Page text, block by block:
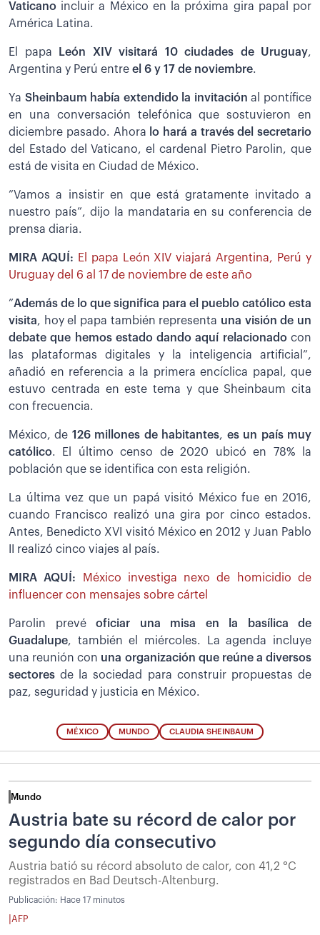
Vaticano incluir a México en la próxima gira papal por
América Latina.
El papa León XIV visitará 10 ciudades de Uruguay,
Argentina y Perú entre el 6 y 17 de noviembre.
Ya Sheinbaum había extendido la invitación al pontífice
en una conversación telefónica que sostuvieron en
diciembre pasado. Ahora lo hará a través del secretario
del Estado del Vaticano, el cardenal Pietro Parolin, que
está de visita en Ciudad de México.
”Vamos a insistir en que está gratamente invitado a
nuestro país”, dijo la mandataria en su conferencia de
prensa diaria.
MIRA AQUÍ: El papa León XIV viajará Argentina, Perú y
Uruguay del 6 al 17 de noviembre de este año
”Además de lo que significa para el pueblo católico esta
visita, hoy el papa también representa una visión de un
debate que hemos estado dando aquí relacionadocon
las plataformas digitales y la inteligencia artificial”,
añadió en referencia a la primera encíclica papal, que
estuvo centrada en este tema y que Sheinbaum cita
con frecuencia.
México, de 126 millones de habitantes, es un país muy
católico. El último censo de 2020 ubicó en 78% la
población que se identifica con esta religión.
La última vez que un papá visitó México fue en 2016,
cuando Francisco realizó una gira por cinco estados.
Antes, Benedicto XVI visitó México en 2012 y Juan Pablo
II realizó cinco viajes al país.
MIRA AQUÍ:
México investiga nexo de homicidio de
influencer con mensajes sobre cártel
Parolin prevé oficiar una misa en la basílica de
Guadalupe, también el miércoles. La agenda incluye
una reunión con una organización que reúne a diversos
sectoresde la sociedad para construir propuestas de
paz, seguridad y justicia en México.
MÉXICO MUNDO CLAUDIA SHEINBAUM
Mundo
Austria bate su récord de calor por
segundo día consecutivo
Austria batió su récord absoluto de calor, con 41,2 °C
registrados en Bad Deutsch-Altenburg.
Publicación: Hace 17 minutos
AFP